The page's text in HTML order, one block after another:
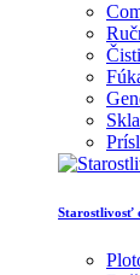
Starostlivosť